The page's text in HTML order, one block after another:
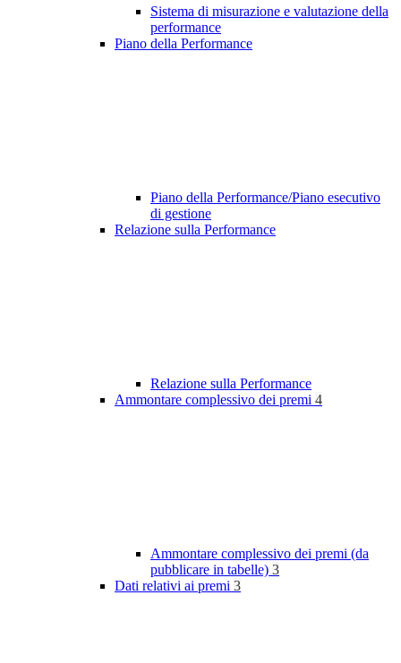
Sistema di misurazione e valutazione della
performance
Piano della Performance
Piano della Performance/Piano esecutivo
di gestione
Relazione sulla Performance
Relazione sulla Performance
Ammontare complessivo dei premi 4
Ammontare complessivo dei premi (da
pubblicare in tabelle) 3
Dati relativi ai premi 3